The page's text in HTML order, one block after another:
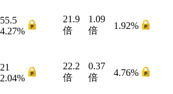
%
21.9
倍
1.09
倍
1.92%
%
22.2
倍
0.37
倍
4.76%